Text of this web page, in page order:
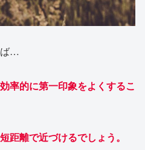
ば…
率的に第一印象をよくするこ
距離で近づけるでしょう。